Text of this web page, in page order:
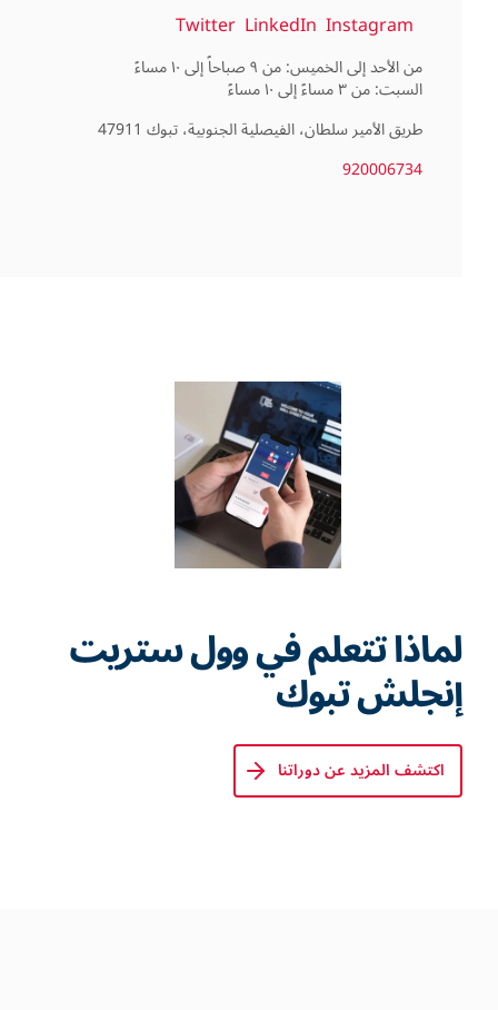
Instagram
LinkedIn
Twitter
السبت: من ٣ مساءً إلى ١٠ مساءً
طريق الأمير سلطان، الفيصلية الجنوبية، تبوك 47911
920006734
لماذا تتعلم في وول ستريت
إنجلش تبوك
اكتشف المزيد عن دوراتنا